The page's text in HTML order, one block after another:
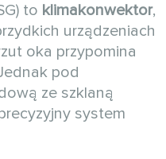
to klimakonwektor,
urządzeniach
oka przypomina
pod
ze szklaną
system